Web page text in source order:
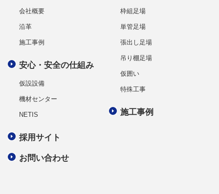
会社概要
沿革
施工事例
安心・安全の仕組み
仮設設備
機材センター
NETIS
枠組足場
単管足場
張出し足場
吊り棚足場
仮囲い
特殊工事
施工事例
採用サイト
お問い合わせ